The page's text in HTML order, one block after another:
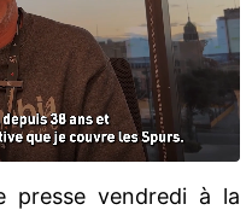
presse vendredi à la